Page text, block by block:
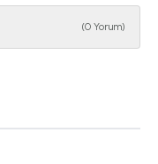
(0 Yorum)